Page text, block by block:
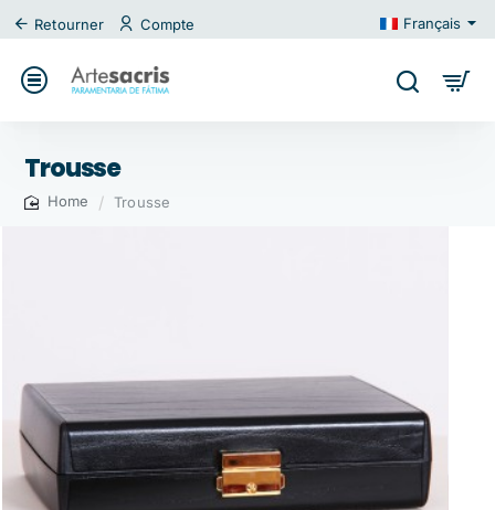
Retourner Compte Français
Trousse
Trousse